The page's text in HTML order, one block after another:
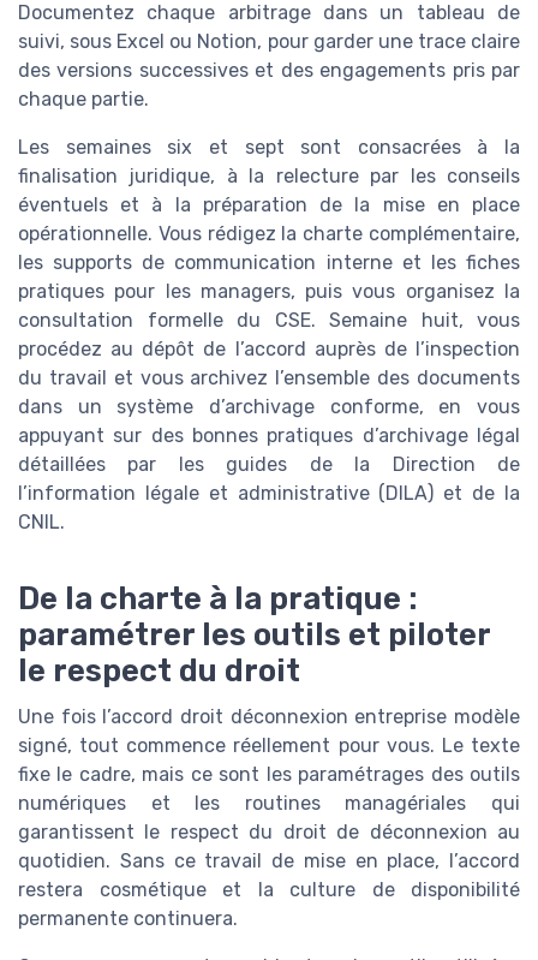
Documentez chaque arbitrage dans un tableau de
suivi, sous Excel ou Notion, pour garder une trace claire
des versions successives et des engagements pris par
chaque partie.
Les semaines six et sept sont consacrées à la
finalisation juridique, à la relecture par les conseils
éventuels et à la préparation de la mise en place
opérationnelle. Vous rédigez la charte complémentaire,
les supports de communication interne et les fiches
pratiques pour les managers, puis vous organisez la
consultation formelle du CSE. Semaine huit, vous
procédez au dépôt de l’accord auprès de l’inspection
du travail et vous archivez l’ensemble des documents
dans un système d’archivage conforme, en vous
appuyant sur des bonnes pratiques d’archivage légal
détaillées par les guides de la Direction de
l’information légale et administrative (DILA) et de la
CNIL.
De la charte à la pratique :
paramétrer les outils et piloter
le respect du droit
Une fois l’accord droit déconnexion entreprise modèle
signé, tout commence réellement pour vous. Le texte
fixe le cadre, mais ce sont les paramétrages des outils
numériques et les routines managériales qui
garantissent le respect du droit de déconnexion au
quotidien. Sans ce travail de mise en place, l’accord
restera cosmétique et la culture de disponibilité
permanente continuera.